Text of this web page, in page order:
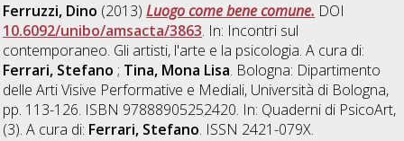
Ferruzzi, Dino (2013)Luogo come bene comune. DOI
10.6092/unibo/amsacta/3863. In: Incontri sul
contemporaneo. Gli artisti, l'arte e la psicologia. A cura di:
Ferrari, Stefano ; Tina, Mona Lisa. Bologna: Dipartimento
delle Arti Visive Performative e Mediali, Università di Bologna,
pp. 113-126. ISBN 97888905252420. In: Quaderni di PsicoArt,
(3). A cura di: Ferrari, Stefano. ISSN 2421-079X.